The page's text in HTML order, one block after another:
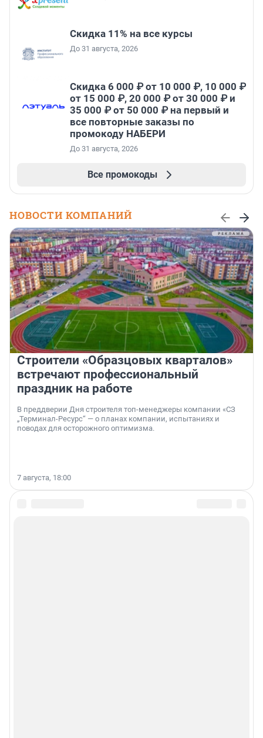
Скидка 11% на все курсы
До 31 августа, 2026
Скидка 6 000 ₽ от 10 000 ₽, 10 000 ₽
от 15 000 ₽, 20 000 ₽ от 30 000 ₽ и
35 000 ₽ от 50 000 ₽ на первый и
все повторные заказы по
промокоду НАБЕРИ
До 31 августа, 2026
Все промокоды
НОВОСТИ КОМПАНИЙ
Строители «Образцовых кварталов»
встречают профессиональный
праздник на работе
В преддверии Дня строителя топ-менеджеры компании «СЗ
„Терминал-Ресурс“ — о планах компании, испытаниях и
поводах для осторожного оптимизма.
7 августа, 18:00